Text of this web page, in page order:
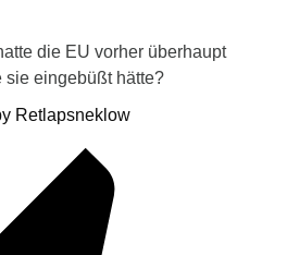
die EU vorher überhaupt
sie eingebüßt hätte?
Retlapsneklow